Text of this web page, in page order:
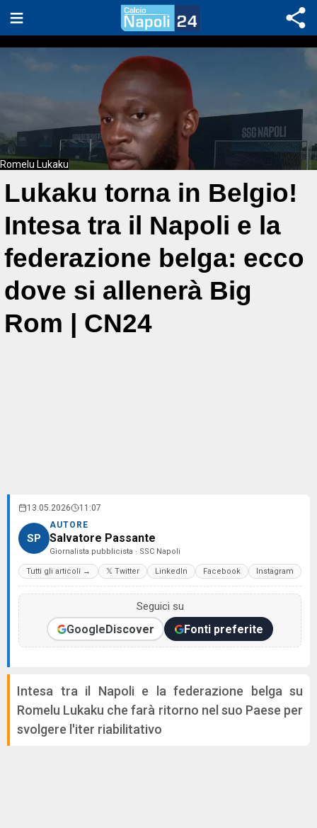
Romelu Lukaku
Lukaku torna in Belgio!
Intesa tra il Napoli e la
federazione belga: ecco
dove si allenerà Big
Rom | CN24
13.05.2026 11:07
SP
AUTORE
Salvatore Passante
Giornalista pubblicista · SSC Napoli
Tutti gli articoli → 𝕏 Twitter LinkedIn Facebook Instagram
Seguici su
GoogleDiscover Fonti preferite
Intesa tra il Napoli e la federazione belga su
Romelu Lukaku che farà ritorno nel suo Paese per
svolgere l'iter riabilitativo